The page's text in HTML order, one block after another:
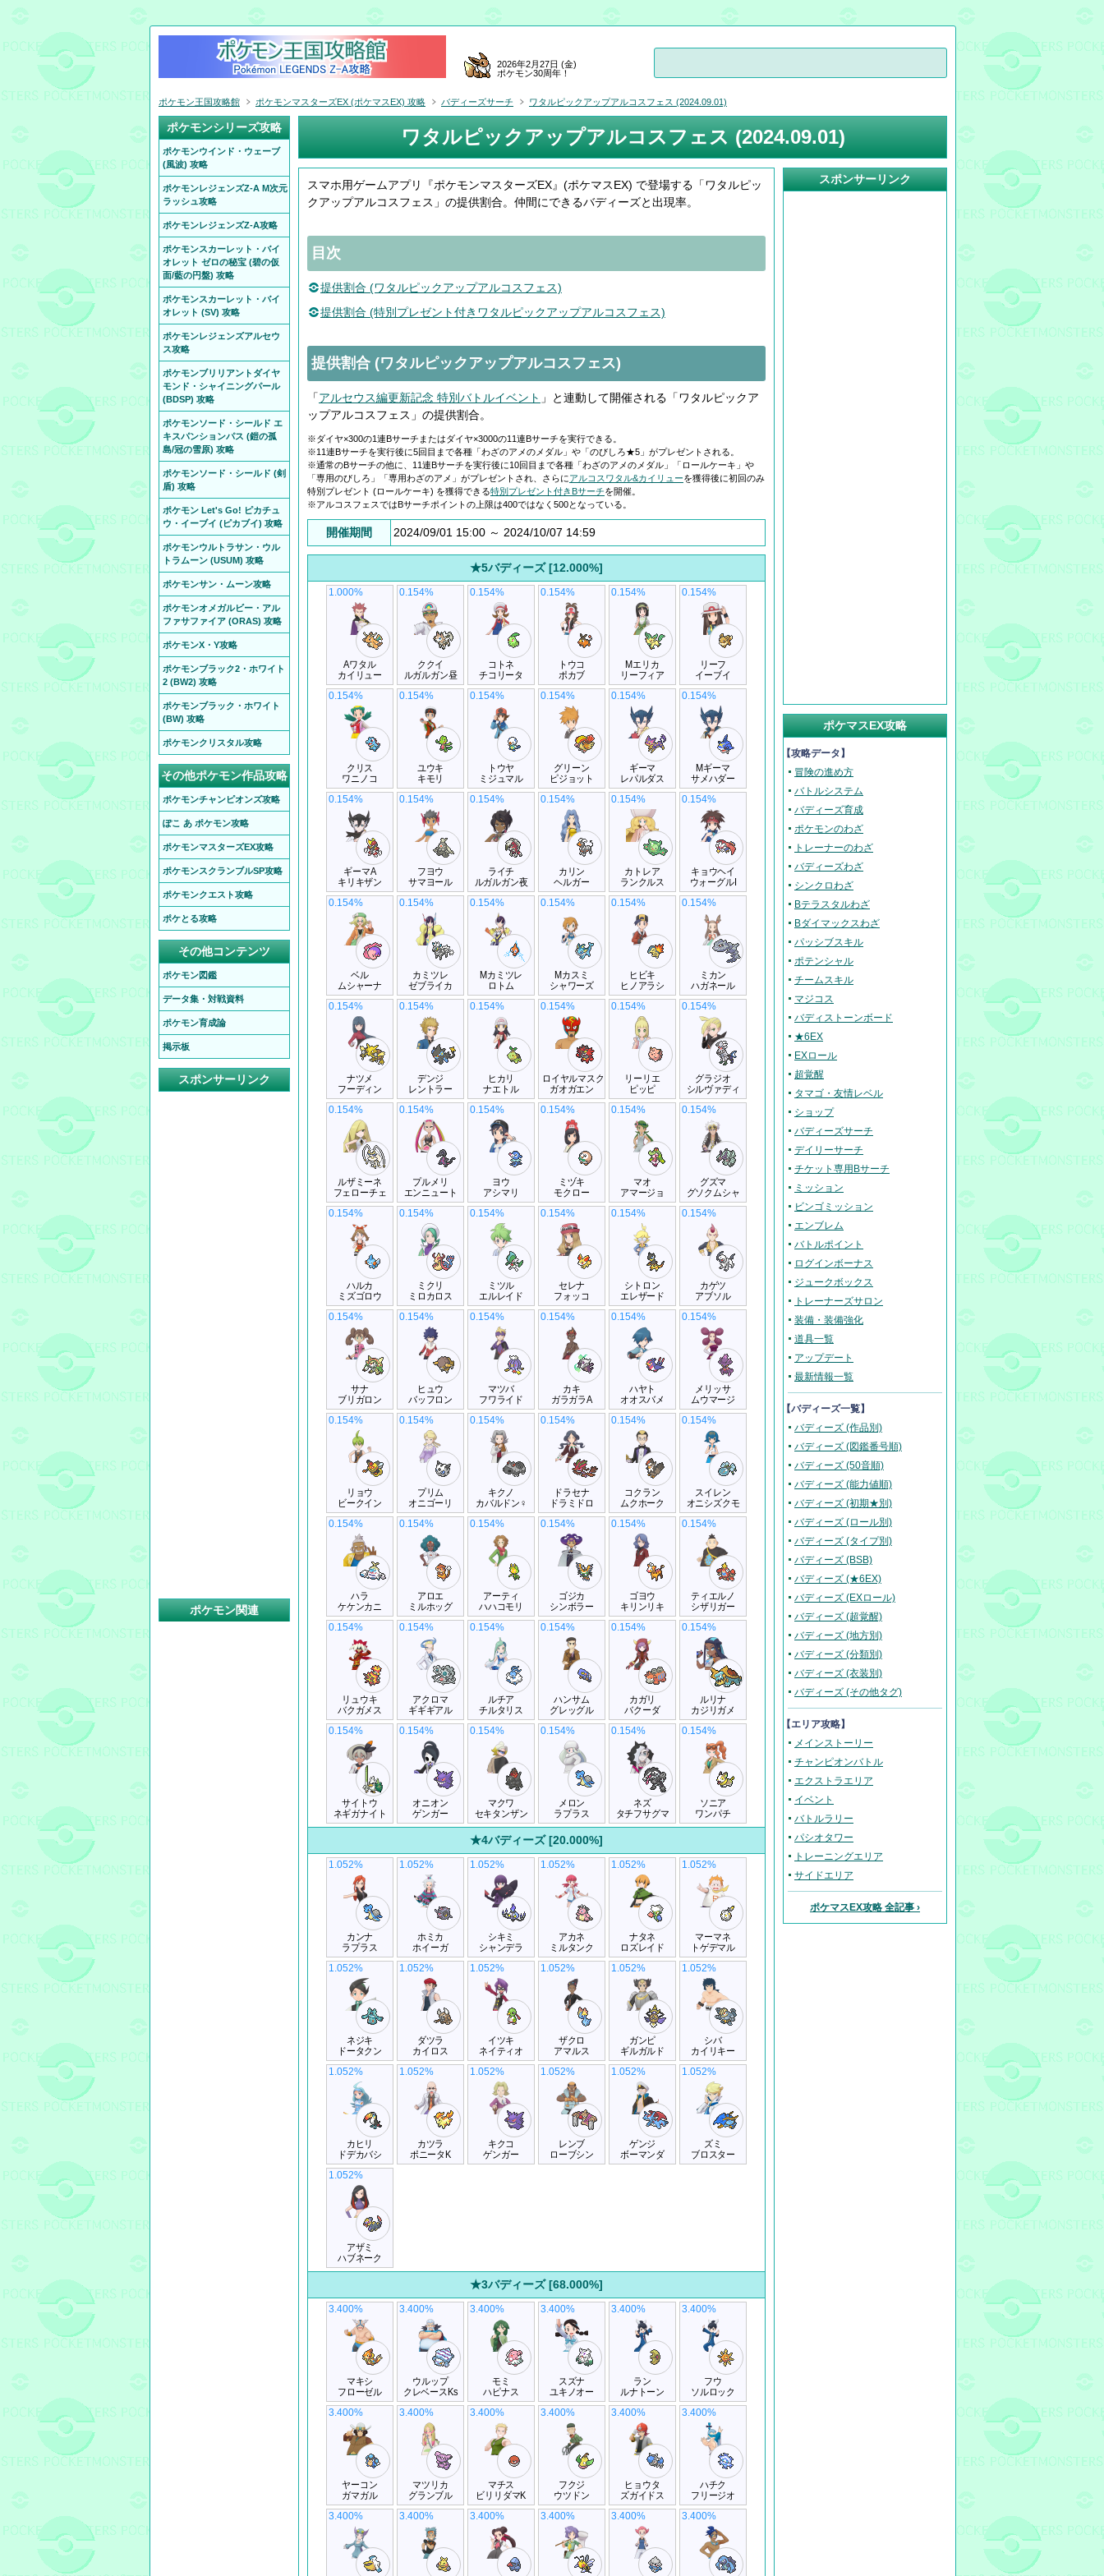
ワタルピックアップアルコスフェス (2024.09.01)
スマホ用ゲームアプリ『ポケモンマスターズEX』(ポケマスEX) で登場する「ワタルピッ
クアップアルコスフェス」の提供割合。仲間にできるバディーズと出現率。
目次
提供割合 (ワタルピックアップアルコスフェス)
提供割合 (特別プレゼント付きワタルピックアップアルコスフェス)
提供割合 (ワタルピックアップアルコスフェス)
「アルセウス編更新記念 特別バトルイベント 」と連動して開催される「ワタルピックア
ップアルコスフェス」の提供割合。
※ダイヤ×300の1連Bサーチまたはダイヤ×3000の11連Bサーチを実行できる。
※11連Bサーチを実行後に5回目まで各種「わざのアメのメダル」や「のびしろ★5」がプレゼントされる。
※通常のBサーチの他に、11連Bサーチを実行後に10回目まで各種「わざのアメのメダル」「ロールケーキ」や
「専用のびしろ」「専用わざのアメ」がプレゼントされ、さらにアルコスワタル&カイリューを獲得後に初回のみ
特別プレゼント (ロールケーキ) を獲得できる特別プレゼント付きBサーチを開催。
※アルコスフェスではBサーチポイントの上限は400ではなく500となっている。
開催期間 2024/09/01 15:00 ～ 2024/10/07 14:59
★5バディーズ [12.000%]
Aワタル
カイリュー
1.000%
ククイ
ルガルガン昼
0.154%
コトネ
チコリータ
0.154%
トウコ
ポカブ
0.154%
Mエリカ
リーフィア
0.154%
リーフ
イーブイ
0.154%
クリス
ワニノコ
0.154%
ユウキ
キモリ
0.154%
トウヤ
ミジュマル
0.154%
グリーン
ピジョット
0.154%
ギーマ
レパルダス
0.154%
Mギーマ
サメハダー
0.154%
ギーマA
キリキザン
0.154%
フヨウ
サマヨール
0.154%
ライチ
ルガルガン夜
0.154%
カリン
ヘルガー
0.154%
カトレア
ランクルス
0.154%
キョウヘイ
ウォーグルI
0.154%
ベル
ムシャーナ
0.154%
カミツレ
ゼブライカ
0.154%
Mカミツレ
ロトム
0.154%
Mカスミ
シャワーズ
0.154%
ヒビキ
ヒノアラシ
0.154%
ミカン
ハガネール
0.154%
ナツメ
フーディン
0.154%
デンジ
レントラー
0.154%
ヒカリ
ナエトル
0.154%
ロイヤルマスク
ガオガエン
0.154%
リーリエ
ピッピ
0.154%
グラジオ
シルヴァディ
0.154%
ルザミーネ
フェローチェ
0.154%
プルメリ
エンニュート
0.154%
ヨウ
アシマリ
0.154%
ミヅキ
モクロー
0.154%
マオ
アマージョ
0.154%
グズマ
グソクムシャ
0.154%
ハルカ
ミズゴロウ
0.154%
ミクリ
ミロカロス
0.154%
ミツル
エルレイド
0.154%
セレナ
フォッコ
0.154%
シトロン
エレザード
0.154%
カゲツ
アブソル
0.154%
サナ
ブリガロン
0.154%
ヒュウ
バッフロン
0.154%
マツバ
フワライド
0.154%
カキ
ガラガラA
0.154%
ハヤト
オオスバメ
0.154%
メリッサ
ムウマージ
0.154%
リョウ
ビークイン
0.154%
プリム
オニゴーリ
0.154%
キクノ
カバルドン♀
0.154%
ドラセナ
ドラミドロ
0.154%
コクラン
ムクホーク
0.154%
スイレン
オニシズクモ
0.154%
ハラ
ケケンカニ
0.154%
アロエ
ミルホッグ
0.154%
アーティ
ハハコモリ
0.154%
ゴジカ
シンボラー
0.154%
ゴヨウ
キリンリキ
0.154%
ティエルノ
シザリガー
0.154%
リュウキ
バクガメス
0.154%
アクロマ
ギギギアル
0.154%
ルチア
チルタリス
0.154%
ハンサム
グレッグル
0.154%
カガリ
バクーダ
0.154%
ルリナ
カジリガメ
0.154%
サイトウ
ネギガナイト
0.154%
オニオン
ゲンガー
0.154%
マクワ
セキタンザン
0.154%
メロン
ラプラス
0.154%
ネズ
タチフサグマ
0.154%
ソニア
ワンパチ
0.154%
★4バディーズ [20.000%]
カンナ
ラプラス
1.052%
ホミカ
ホイーガ
1.052%
シキミ
シャンデラ
1.052%
アカネ
ミルタンク
1.052%
ナタネ
ロズレイド
1.052%
マーマネ
トゲデマル
1.052%
ネジキ
ドータクン
1.052%
ダツラ
カイロス
1.052%
イツキ
ネイティオ
1.052%
ザクロ
アマルス
1.052%
ガンピ
ギルガルド
1.052%
シバ
カイリキー
1.052%
カヒリ
ドデカバシ
1.052%
カツラ
ポニータK
1.052%
キクコ
ゲンガー
1.052%
レンブ
ローブシン
1.052%
ゲンジ
ボーマンダ
1.052%
ズミ
ブロスター
1.052%
アザミ
ハブネーク
1.052%
★3バディーズ [68.000%]
マキシ
フローゼル
3.400%
ウルップ
クレベースKs
3.400%
モミ
ハピナス
3.400%
スズナ
ユキノオー
3.400%
ラン
ルナトーン
3.400%
フウ
ソルロック
3.400%
ヤーコン
ガマガル
3.400%
マツリカ
グランブル
3.400%
マチス
ビリリダマK
3.400%
フクジ
ウツドン
3.400%
ヒョウタ
ズガイドス
3.400%
ハチク
フリージオ
3.400%
3.400% 3.400% 3.400% 3.400% 3.400% 3.400%
スポンサーリンク
ポケマスEX攻略
【攻略データ】
冒険の進め方
バトルシステム
バディーズ育成
ポケモンのわざ
トレーナーのわざ
バディーズわざ
シンクロわざ
Bテラスタルわざ
Bダイマックスわざ
パッシブスキル
ポテンシャル
チームスキル
マジコス
バディストーンボード
★6EX
EXロール
超覚醒
タマゴ・友情レベル
ショップ
バディーズサーチ
デイリーサーチ
チケット専用Bサーチ
ミッション
ビンゴミッション
エンブレム
バトルポイント
ログインボーナス
ジュークボックス
トレーナーズサロン
装備・装備強化
道具一覧
アップデート
最新情報一覧
【バディーズ一覧】
バディーズ (作品別)
バディーズ (図鑑番号順)
バディーズ (50音順)
バディーズ (能力値順)
バディーズ (初期★別)
バディーズ (ロール別)
バディーズ (タイプ別)
バディーズ (BSB)
バディーズ (★6EX)
バディーズ (EXロール)
バディーズ (超覚醒)
バディーズ (地方別)
バディーズ (分類別)
バディーズ (衣装別)
バディーズ (その他タグ)
【エリア攻略】
メインストーリー
チャンピオンバトル
エクストラエリア
イベント
バトルラリー
パシオタワー
トレーニングエリア
サイドエリア
ポケマスEX攻略 全記事 ›
2026年2月27日 (金)
ポケモン30周年！
ポケモン王国攻略館 ポケモンマスターズEX (ポケマスEX) 攻略 バディーズサーチ ワタルピックアップアルコスフェス (2024.09.01)
ポケモンシリーズ攻略
ポケモンウインド・ウェーブ
(風波) 攻略
ポケモンレジェンズZ-A M次元
ラッシュ攻略
ポケモンレジェンズZ-A攻略
ポケモンスカーレット・バイ
オレット ゼロの秘宝 (碧の仮
面/藍の円盤) 攻略
ポケモンスカーレット・バイ
オレット (SV) 攻略
ポケモンレジェンズアルセウ
ス攻略
ポケモンブリリアントダイヤ
モンド・シャイニングパール
(BDSP) 攻略
ポケモンソード・シールド エ
キスパンションパス (鎧の孤
島/冠の雪原) 攻略
ポケモンソード・シールド (剣
盾) 攻略
ポケモン Let's Go! ピカチュ
ウ・イーブイ (ピカブイ) 攻略
ポケモンウルトラサン・ウル
トラムーン (USUM) 攻略
ポケモンサン・ムーン攻略
ポケモンオメガルビー・アル
ファサファイア (ORAS) 攻略
ポケモンX・Y攻略
ポケモンブラック2・ホワイト
2 (BW2) 攻略
ポケモンブラック・ホワイト
(BW) 攻略
ポケモンクリスタル攻略
その他ポケモン作品攻略
ポケモンチャンピオンズ攻略
ぽこ あ ポケモン攻略
ポケモンマスターズEX攻略
ポケモンスクランブルSP攻略
ポケモンクエスト攻略
ポケとる攻略
その他コンテンツ
ポケモン図鑑
データ集・対戦資料
ポケモン育成論
掲示板
スポンサーリンク
ポケモン関連